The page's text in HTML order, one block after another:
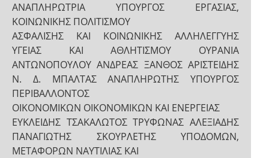
ΑΝΑΠΛΗΡΩΤΡΙΑ ΥΠΟΥΡΓΟΣ ΕΡΓΑΣΙΑΣ,
ΚΟΙΝΩΝΙΚΗΣ ΠΟΛΙΤΙΣΜΟΥ
ΑΣΦΑΛΙΣΗΣ ΚΑΙ ΚΟΙΝΩΝΙΚΗΣ ΑΛΛΗΛΕΓΓΥΗΣ
ΥΓΕΙΑΣ ΚΑΙ ΑΘΛΗΤΙΣΜΟΥ ΟΥΡΑΝΙΑ
ΑΝΤΩΝΟΠΟΥΛΟΥ ΑΝΔΡΕΑΣ ΞΑΝΘΟΣ ΑΡΙΣΤΕΙΔΗΣ
Ν. Δ. ΜΠΑΛΤΑΣ ΑΝΑΠΛΗΡΩΤΗΣ ΥΠΟΥΡΓΟΣ
ΠΕΡΙΒΑΛΛΟΝΤΟΣ
ΟΙΚΟΝΟΜΙΚΩΝ ΟΙΚΟΝΟΜΙΚΩΝ ΚΑΙ ΕΝΕΡΓΕΙΑΣ
ΕΥΚΛΕΙΔΗΣ ΤΣΑΚΑΛΩΤΟΣ ΤΡΥΦΩΝΑΣ ΑΛΕΞΙΑΔΗΣ
ΠΑΝΑΓΙΩΤΗΣ ΣΚΟΥΡΛΕΤΗΣ ΥΠΟΔΟΜΩΝ,
ΜΕΤΑΦΟΡΩΝ ΝΑΥΤΙΛΙΑΣ ΚΑΙ